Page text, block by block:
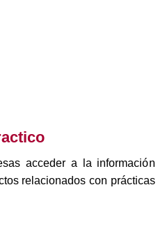
acceder a la información
relacionados con prácticas